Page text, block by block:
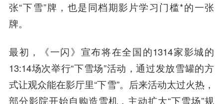
张“下雪”牌，也是同档期影片学习门槛*的一张
牌。
最初，《一闪》宣布将在全国的1314家影城的
13:14场次举行“下雪场”活动，通过发放雪罐的方
式让观众能在影厅里“下雪”。后来活动太过火热，
部分影院开始自购造雪机，主动扩大“下雪场”规